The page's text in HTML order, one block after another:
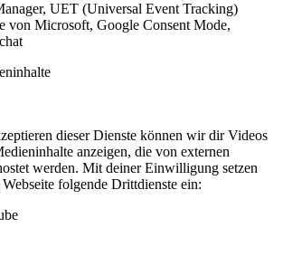
UET (Universal Event Tracking)
von Microsoft, Google Consent Mode,
dieser Dienste können wir dir Videos
anzeigen, die von externen
werden. Mit deiner Einwilligung setzen
folgende Drittdienste ein: